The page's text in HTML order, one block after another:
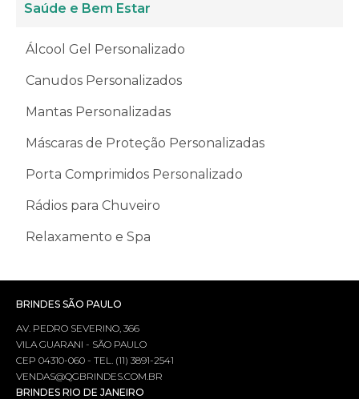
Saúde e Bem Estar
Álcool Gel Personalizado
Canudos Personalizados
Mantas Personalizadas
Máscaras de Proteção Personalizadas
Porta Comprimidos Personalizado
Rádios para Chuveiro
Relaxamento e Spa
BRINDES SÃO PAULO
AV. PEDRO SEVERINO, 366
VILA GUARANI - SÃO PAULO
CEP 04310-060 - TEL. (11) 3891-2541
VENDAS@QGBRINDES.COM.BR
BRINDES RIO DE JANEIRO